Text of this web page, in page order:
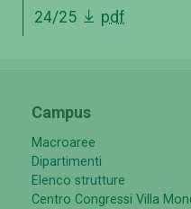
24/25
pdf
Campus
Macroaree
Dipartimenti
Elenco strutture
Centro Congressi Villa